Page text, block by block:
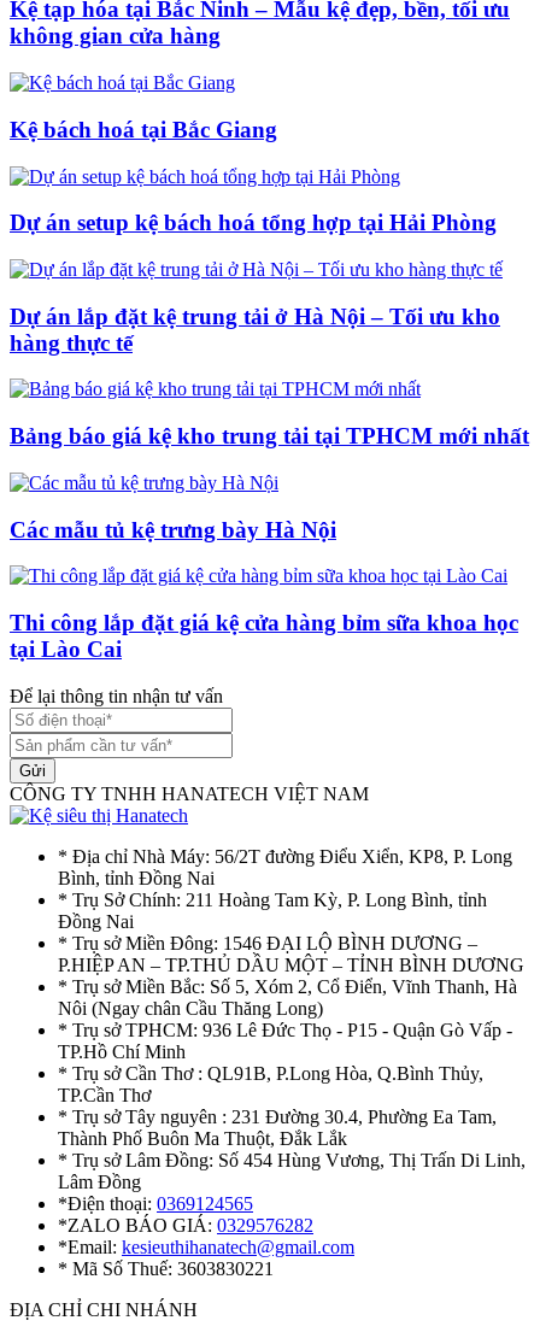
Kệ tạp hóa tại Bắc Ninh – Mẫu kệ đẹp, bền, tối ưu
không gian cửa hàng
Kệ bách hoá tại Bắc Giang
Dự án setup kệ bách hoá tổng hợp tại Hải Phòng
Dự án lắp đặt kệ trung tải ở Hà Nội – Tối ưu kho
hàng thực tế
Bảng báo giá kệ kho trung tải tại TPHCM mới nhất
Các mẫu tủ kệ trưng bày Hà Nội
Thi công lắp đặt giá kệ cửa hàng bỉm sữa khoa học
tại Lào Cai
Để lại thông tin nhận tư vấn
Gửi
CÔNG TY TNHH HANATECH VIỆT NAM
* Địa chỉ Nhà Máy: 56/2T đường Điểu Xiển, KP8, P. Long
Bình, tỉnh Đồng Nai
* Trụ Sở Chính: 211 Hoàng Tam Kỳ, P. Long Bình, tỉnh
Đồng Nai
* Trụ sở Miền Đông: 1546 ĐẠI LỘ BÌNH DƯƠNG –
P.HIỆP AN – TP.THỦ DẦU MỘT – TỈNH BÌNH DƯƠNG
* Trụ sở Miền Bắc: Số 5, Xóm 2, Cổ Điển, Vĩnh Thanh, Hà
Nôi (Ngay chân Cầu Thăng Long)
* Trụ sở TPHCM: 936 Lê Đức Thọ - P15 - Quận Gò Vấp -
TP.Hồ Chí Minh
* Trụ sở Cần Thơ : QL91B, P.Long Hòa, Q.Bình Thủy,
TP.Cần Thơ
* Trụ sở Tây nguyên : 231 Đường 30.4, Phường Ea Tam,
Thành Phố Buôn Ma Thuột, Đắk Lắk
* Trụ sở Lâm Đồng: Số 454 Hùng Vương, Thị Trấn Di Linh,
Lâm Đồng
*Điện thoại: 0369124565
*ZALO BÁO GIÁ: 0329576282
*Email: kesieuthihanatech@gmail.com
* Mã Số Thuế: 3603830221
ĐỊA CHỈ CHI NHÁNH